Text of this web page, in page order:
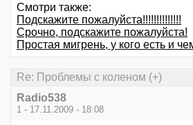
Смотри также:
Подскажите пожалуйста!!!!!!!!!!!!!!
Срочно, подскажите пожалуйста!
Простая мигрень, у кого есть и
Re: Проблемы с коленом (+)
Radio538
1 - 17.11.2009 - 18:08